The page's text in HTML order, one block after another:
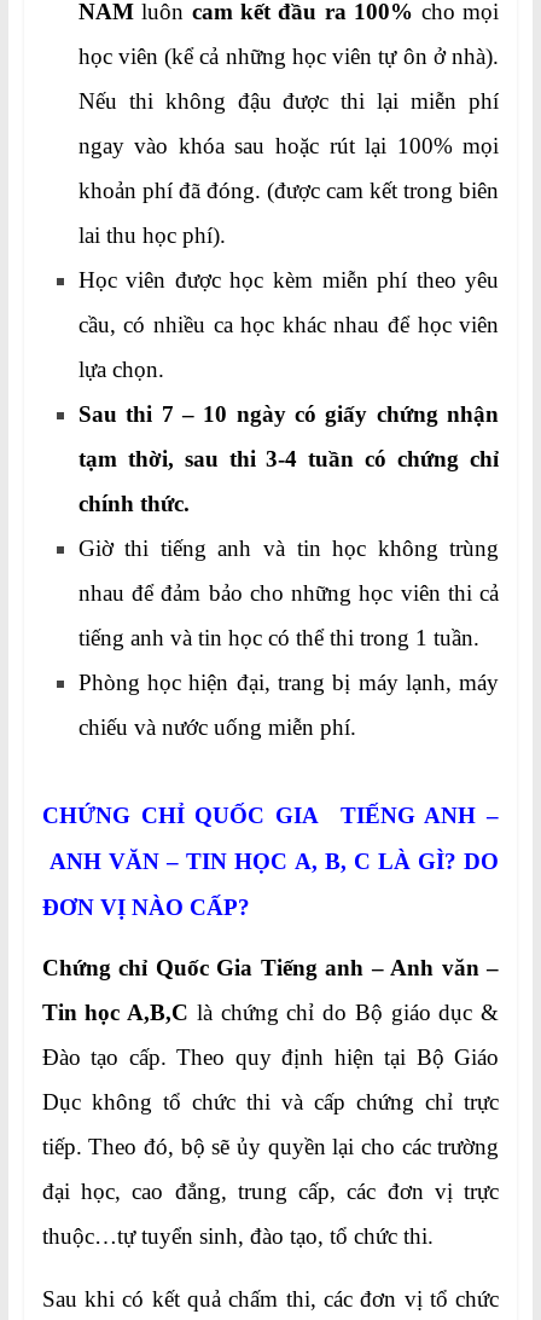
NAMluôn cam kết đầu ra 100% cho mọi
học viên (kể cả những học viên tự ôn ở nhà).
Nếu thi không đậu được thi lại miễn phí
ngay vào khóa sau hoặc rút lại 100% mọi
khoản phí đã đóng. (được cam kết trong biên
lai thu học phí).
Học viên được học kèm miễn phí theo yêu
cầu, có nhiều ca học khác nhau để học viên
lựa chọn.
Sau thi 7 – 10 ngày có giấy chứng nhận
tạm thời, sau thi 3-4 tuần có chứng chỉ
chính thức.
Giờ thi tiếng anh và tin học không trùng
nhau để đảm bảo cho những học viên thi cả
tiếng anh và tin học có thể thi trong 1 tuần.
Phòng học hiện đại, trang bị máy lạnh, máy
chiếu và nước uống miễn phí.
CHỨNG CHỈ QUỐC GIA TIẾNG ANH –
ANH VĂN – TIN HỌC A, B, C LÀ GÌ? DO
ĐƠN VỊ NÀO CẤP?
Chứng chỉ Quốc Gia Tiếng anh – Anh văn –
Tin học A,B,C là chứng chỉ do Bộ giáo dục &
Đào tạo cấp. Theo quy định hiện tại Bộ Giáo
Dục không tổ chức thi và cấp chứng chỉ trực
tiếp. Theo đó, bộ sẽ ủy quyền lại cho các trường
đại học, cao đẳng, trung cấp, các đơn vị trực
thuộc…tự tuyển sinh, đào tạo, tổ chức thi.
Sau khi có kết quả chấm thi, các đơn vị tổ chức